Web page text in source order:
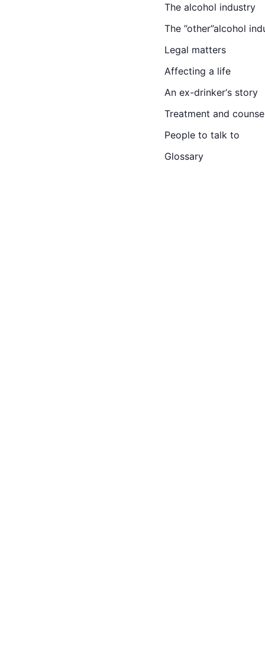
The alcohol industry
The ”other”alcohol
Legal matters
Affecting a life
An ex-drinker‘s story
Treatment and
People to talk to
Glossary